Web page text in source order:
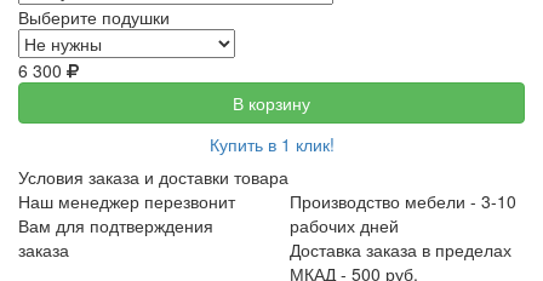
Выберите подушки
6 300
В корзину
Купить в 1 клик!
Условия заказа и доставки товара
Наш менеджер перезвонит
Вам для подтверждения
заказа
Производство мебели - 3-10
рабочих дней
Доставка заказа в пределах
МКАД - 500 руб.